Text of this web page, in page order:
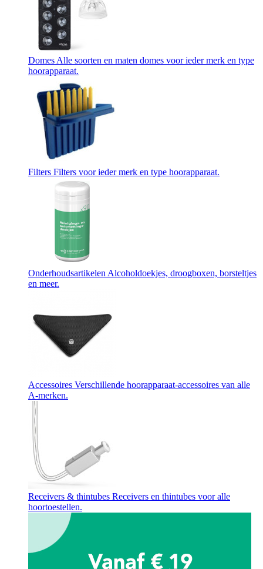
Domes Alle soorten en maten domes voor ieder merk en type
hoorapparaat.
Filters Filters voor ieder merk en type hoorapparaat.
Onderhoudsartikelen Alcoholdoekjes, droogboxen, borsteltjes
en meer.
Accessoires Verschillende hoorapparaat-accessoires van alle
A-merken.
Receivers & thintubes Receivers en thintubes voor alle
hoortoestellen.